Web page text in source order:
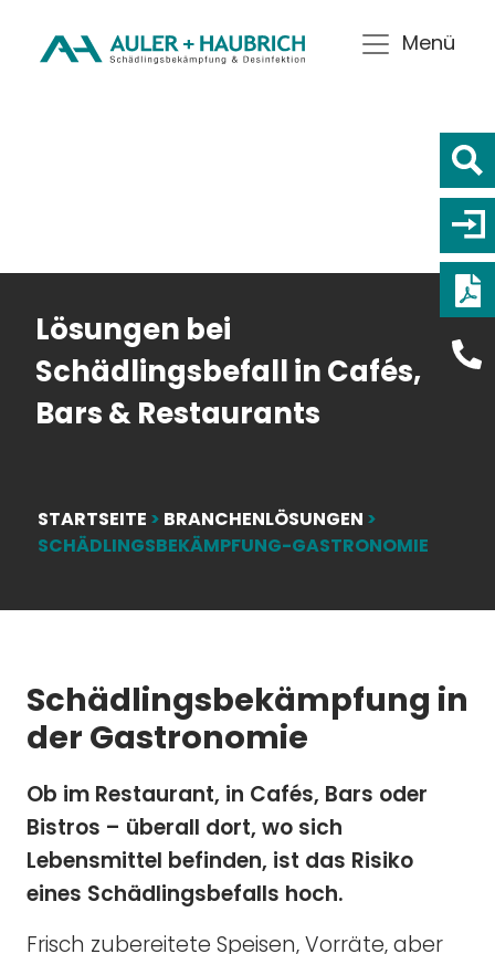
Menü
STARTSEITE > BRANCHENLÖSUNGEN >
SCHÄDLINGSBEKÄMPFUNG-GASTRONOMIE
Lösungen bei
Schädlingsbefall in Cafés,
Bars & Restaurants
Schädlingsbekämpfung in
der Gastronomie
Ob im Restaurant, in Cafés, Bars oder
Bistros – überall dort, wo sich
Lebensmittel befinden, ist das Risiko
eines Schädlingsbefalls hoch.
Frisch zubereitete Speisen, Vorräte, aber